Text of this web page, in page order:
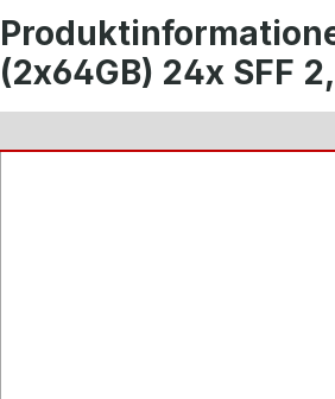
(2x64GB) 24x SFF